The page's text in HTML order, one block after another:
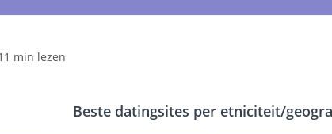
min lezen
Beste datingsites per etniciteit/